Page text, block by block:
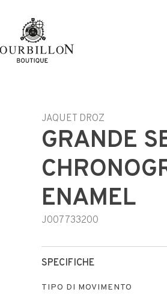
JAQUET DROZ
GRANDE
ENAMEL
J007733200
SPECIFICHE
TIPO DI MOVIMENTO